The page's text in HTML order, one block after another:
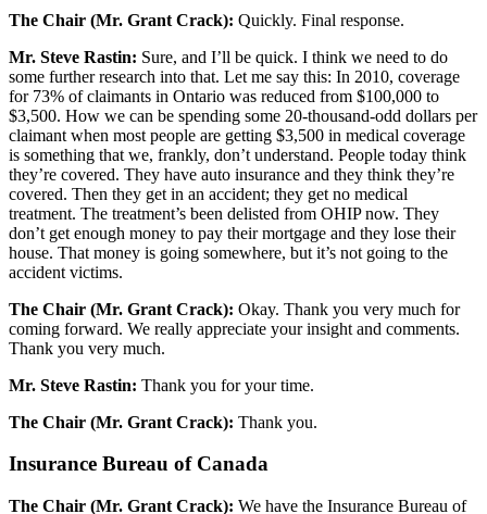
The Chair (Mr. Grant Crack): Quickly. Final response.
Mr. Steve Rastin: Sure, and I’ll be quick. I think we need to do
some further research into that. Let me say this: In 2010, coverage
for 73% of claimants in Ontario was reduced from $100,000 to
$3,500. How we can be spending some 20-thousand-odd dollars per
claimant when most people are getting $3,500 in medical coverage
is something that we, frankly, don’t understand. People today think
they’re covered. They have auto insurance and they think they’re
covered. Then they get in an accident; they get no medical
treatment. The treatment’s been delisted from OHIP now. They
don’t get enough money to pay their mortgage and they lose their
house. That money is going somewhere, but it’s not going to the
accident victims.
The Chair (Mr. Grant Crack): Okay. Thank you very much for
coming forward. We really appreciate your insight and comments.
Thank you very much.
Mr. Steve Rastin: Thank you for your time.
The Chair (Mr. Grant Crack): Thank you.
Insurance Bureau of Canada
The Chair (Mr. Grant Crack): We have the Insurance Bureau of